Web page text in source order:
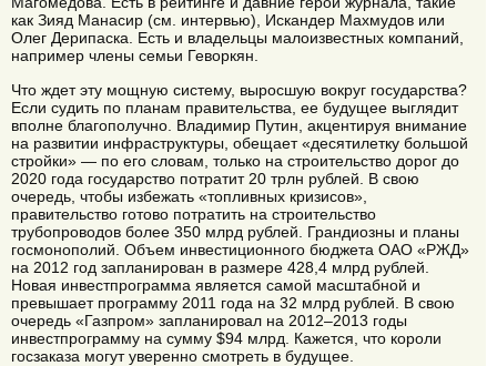
как Зияд Манасир (см. интервью), Искандер Махмудов или
Олег Дерипаска. Есть и владельцы малоизвестных компаний,
например члены семьи Геворкян.
Что ждет эту мощную систему, выросшую вокруг государства?
Если судить по планам правительства, ее будущее выглядит
вполне благополучно. Владимир Путин, акцентируя внимание
на развитии инфраструктуры, обещает «десятилетку большой
стройки» — по его словам, только на строительство дорог до
2020 года государство потратит 20 трлн рублей. В свою
очередь, чтобы избежать «топливных кризисов»,
правительство готово потратить на строительство
трубопроводов более 350 млрд рублей. Грандиозны и планы
госмонополий. Объем инвестиционного бюджета ОАО «РЖД»
на 2012 год запланирован в размере 428,4 млрд рублей.
Новая инвестпрограмма является самой масштабной и
превышает программу 2011 года на 32 млрд рублей. В свою
очередь «Газпром» запланировал на 2012–2013 годы
инвестпрограмму на сумму $94 млрд. Кажется, что короли
госзаказа могут уверенно смотреть в будущее.